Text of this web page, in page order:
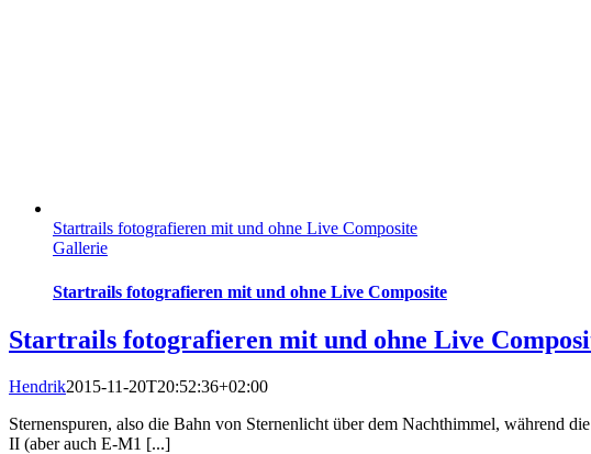
Startrails fotografieren mit und ohne Live Composite
Gallerie
Startrails fotografieren mit und ohne Live Composite
Startrails fotografieren mit und ohne Live
Hendrik2015-11-20T20:52:36+02:00
Sternenspuren, also die Bahn von Sternenlicht über dem Nachthimmel,
II (aber auch E-M1 [...]